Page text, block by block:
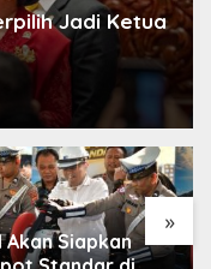
Jadi Ketua
»
Akan Siapkan